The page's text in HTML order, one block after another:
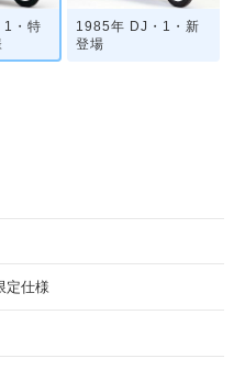
1・特
1985年 DJ・1・新
登場
定仕様